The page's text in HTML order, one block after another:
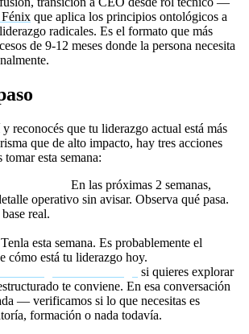
que aplica los principios ontológicos a
radicales. Es el formato que más
de 9-12 meses donde la persona necesita
reconocés que tu liderazgo actual está más
que de alto impacto, hay tres acciones
tomar esta semana:
En las próximas 2 semanas,
operativo sin avisar. Observa qué pasa.
real.
Tenla esta semana. Es probablemente el
cómo está tu liderazgo hoy.
si quieres explorar
te conviene. En esa conversación
— verificamos si lo que necesitas es
formación o nada todavía.